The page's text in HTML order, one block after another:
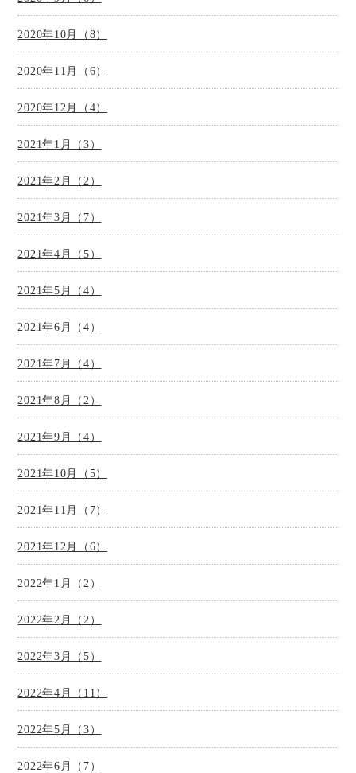
2020年10月（8）
2020年11月（6）
2020年12月（4）
2021年1月（3）
2021年2月（2）
2021年3月（7）
2021年4月（5）
2021年5月（4）
2021年6月（4）
2021年7月（4）
2021年8月（2）
2021年9月（4）
2021年10月（5）
2021年11月（7）
2021年12月（6）
2022年1月（2）
2022年2月（2）
2022年3月（5）
2022年4月（11）
2022年5月（3）
2022年6月（7）